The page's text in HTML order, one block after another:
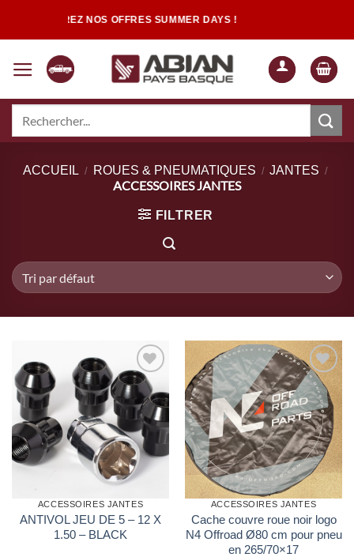
DÉCOUVREZ NOS OFFRES SUMMER DAYS !
Quand les résultats de l'auto-complétion sont disponibles, utilisez les
ACCUEIL / ROUES & PNEUMATIQUES / JANTES /
ACCESSOIRES JANTES
FILTRER
Ajouter
à la liste
d’envies
ACCESSOIRES JANTES
ANTIVOL JEU DE 5 – 12 X
1.50 – BLACK
Ajouter
à la liste
d’envies
ACCESSOIRES JANTES
Cache couvre roue noir logo
N4 Offroad Ø80 cm pour pneu
en 265/70×17